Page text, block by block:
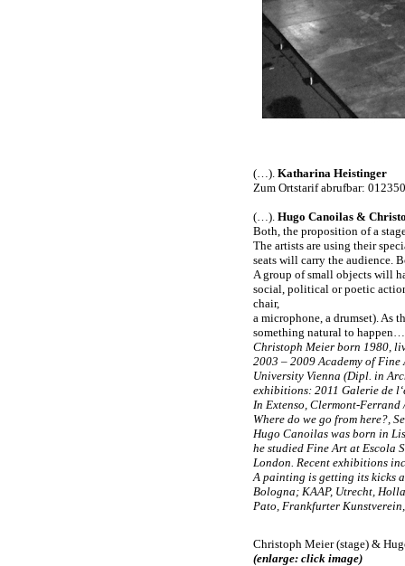
(…). Katharina Heistinger
Zum Ortstarif abrufbar:
(…). Hugo Canoilas &
Both, the proposition of a
The artists are using their
seats will carry the audience.
A group of small objects will
social, political or poetic
chair,
a microphone, a drumset). As
something natural to happen…
Christoph Meier born 1980,
2003 – 2009 Academy of
University Vienna (Dipl. in
exhibitions: 2011 Galerie de
In Extenso, Clermont-Ferrand
Where do we go from here?,
Hugo Canoilas was born in
he studied Fine Art at Escola
London. Recent exhibitions
A painting is getting its kicks
Bologna; KAAP, Utrecht,
Pato, Frankfurter
Christoph Meier (stage) &
(enlarge: click image)